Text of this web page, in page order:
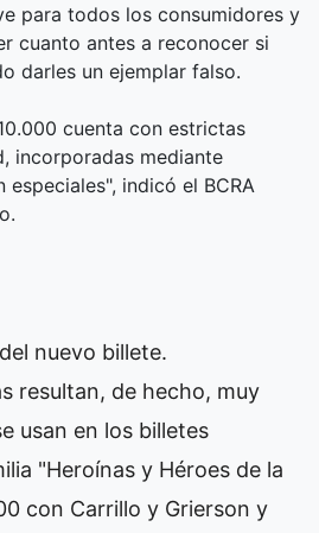
para todos los consumidores y
cuanto antes a reconocer si
darles un ejemplar falso.
cuenta con estrictas
incorporadas mediante
especiales", indicó el BCRA
nuevo billete.
resultan, de hecho, muy
usan en los billetes
"Heroínas y Héroes de la
con Carrillo y Grierson y